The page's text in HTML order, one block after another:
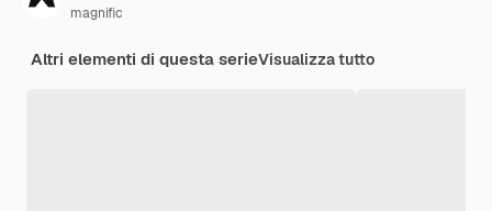
magnific
Altri elementi di questa serieVisualizza tutto